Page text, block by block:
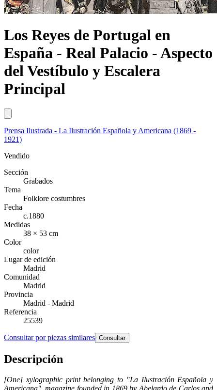
Los Reyes de Portugal en
España - Real Palacio - Aspecto
del Vestíbulo y Escalera
Principal
Prensa Ilustrada - La Ilustración Española y Americana (1869 -
1921)
Vendido
Sección
Grabados
Tema
Folklore costumbres
Fecha
c.1880
Medidas
38 × 53 cm
Color
color
Lugar de edición
Madrid
Comunidad
Madrid
Provincia
Madrid - Madrid
Referencia
25539
Consultar por piezas similares Consultar
Descripción
[One] xylographic print belonging to "La Ilustración Española y
Americana", magazine founded in 1869 by Abelardo de Carlos and